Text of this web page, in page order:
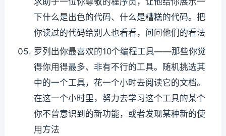
下什么是出色的代码、什么是糟糕的代码。把
你读过的代码给别人也看看，问问他们的看法
罗列出你最喜欢的10个编程工具——那些你觉
得你用得最多、非有不行的工具。随机挑选其
中的一个工具，花一个小时去阅读它的文档。
在这一个小时里，努力去学习这个工具的某个
你不曾意识到的新功能，或者发现某种新的使
用方法